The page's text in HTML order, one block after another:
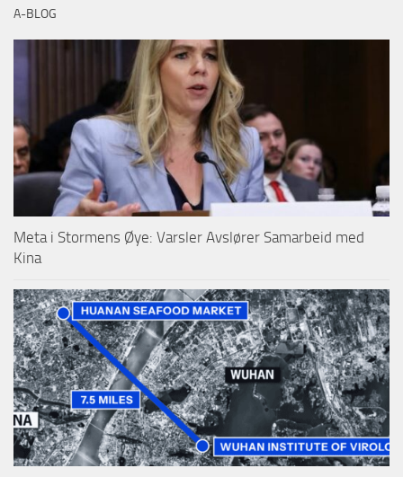
A-BLOG
Meta i Stormens Øye: Varsler Avslører Samarbeid med
Kina